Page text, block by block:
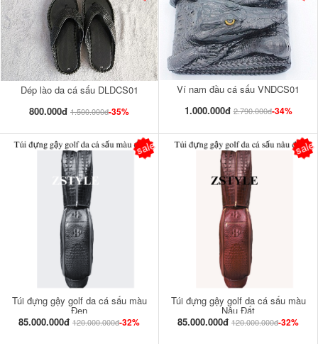
Dép lào da cá sấu DLDCS01
800.000đ 1.500.000đ-35%
Ví nam đầu cá sấu VNDCS01
1.000.000đ 2.790.000đ-34%
Túi đựng gậy golf da cá sấu màu
Đen
85.000.000đ 120.000.000đ-32%
sale
Túi đựng gậy golf da cá sấu màu
Nâu Đất
85.000.000đ 120.000.000đ-32%
sale